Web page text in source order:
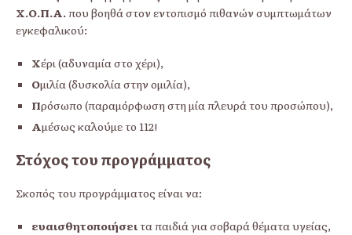
Χ.Ο.Π.Α.που βοηθά στον εντοπισμό πιθανών συμπτωμάτων
εγκεφαλικού:
Χέρι (αδυναμία στο χέρι),
Ομιλία (δυσκολία στην ομιλία),
Πρόσωπο (παραμόρφωση στη μία πλευρά του προσώπου),
Αμέσως καλούμε το 112!
Στόχος του προγράμματος
Σκοπός του προγράμματος είναι να:
ευαισθητοποιήσειτα παιδιά για σοβαρά θέματα υγείας,